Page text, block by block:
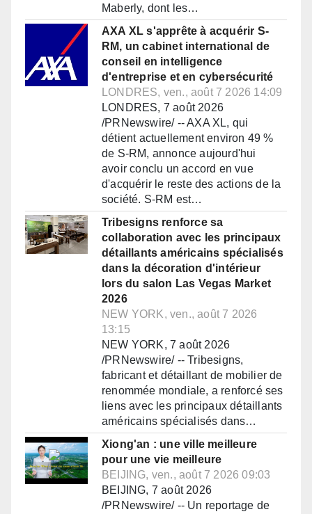
Maberly, dont les…
AXA XL s'apprête à acquérir S-
RM, un cabinet international de
conseil en intelligence
d'entreprise et en cybersécurité
LONDRES, ven., août 7 2026 14:09
LONDRES, 7 août 2026
/PRNewswire/ -- AXA XL, qui
détient actuellement environ 49 %
de S-RM, annonce aujourd'hui
avoir conclu un accord en vue
d'acquérir le reste des actions de la
société. S-RM est…
Tribesigns renforce sa
collaboration avec les principaux
détaillants américains spécialisés
dans la décoration d'intérieur
lors du salon Las Vegas Market
2026
NEW YORK, ven., août 7 2026
13:15
NEW YORK, 7 août 2026
/PRNewswire/ -- Tribesigns,
fabricant et détaillant de mobilier de
renommée mondiale, a renforcé ses
liens avec les principaux détaillants
américains spécialisés dans…
Xiong'an : une ville meilleure
pour une vie meilleure
BEIJING, ven., août 7 2026 09:03
BEIJING, 7 août 2026
/PRNewswire/ -- Un reportage de